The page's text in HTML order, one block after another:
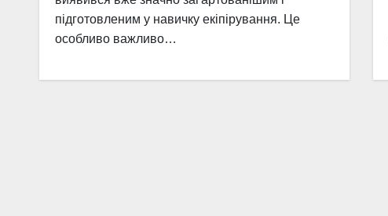
підготовленим у навичку екіпірування. Це
особливо важливо…